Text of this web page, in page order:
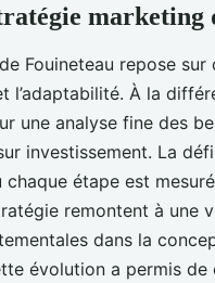
marketing
Fouineteau repose
l’adaptabilité. À la
une analyse fine des
investissement. La
étape est
remontent à une
dans la
évolution a permis